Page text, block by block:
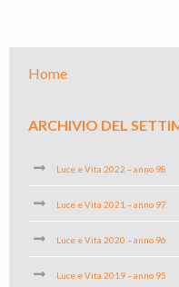
Home
ARCHIVIO DEL
Luce e Vita 2022 – anno 98
Luce e Vita 2021 – anno 97
Luce e Vita 2020 – anno 96
Luce e Vita 2019 – anno 95